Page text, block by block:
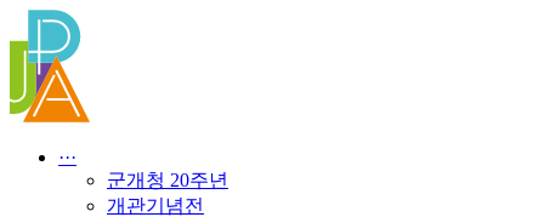
텐
로
건
···
군개청 20주년
개관기념전